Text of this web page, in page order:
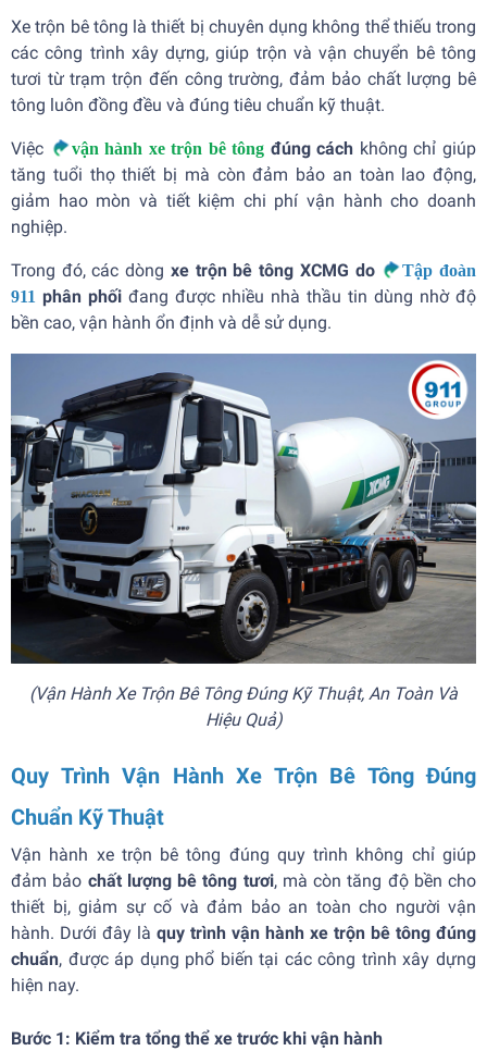
Xe trộn bê tông là thiết bị chuyên dụng không thể thiếu trong
các công trình xây dựng, giúp trộn và vận chuyển bê tông
tươi từ trạm trộn đến công trường, đảm bảo chất lượng bê
tông luôn đồng đều và đúng tiêu chuẩn kỹ thuật.
Việc vận hành xe trộn bê tông đúng cách không chỉ giúp
tăng tuổi thọ thiết bị mà còn đảm bảo an toàn lao động,
giảm hao mòn và tiết kiệm chi phí vận hành cho doanh
nghiệp.
Trong đó, các dòng xe trộn bê tông XCMG do
Tập đoàn
911 phân phối đang được nhiều nhà thầu tin dùng nhờ độ
bền cao, vận hành ổn định và dễ sử dụng.
(Vận Hành Xe Trộn Bê Tông Đúng Kỹ Thuật, An Toàn Và
Hiệu Quả)
Quy Trình Vận Hành Xe Trộn Bê Tông Đúng
Chuẩn Kỹ Thuật
Vận hành xe trộn bê tông đúng quy trình không chỉ giúp
đảm bảo chất lượng bê tông tươi, mà còn tăng độ bền cho
thiết bị, giảm sự cố và đảm bảo an toàn cho người vận
hành. Dưới đây là quy trình vận hành xe trộn bê tông đúng
chuẩn, được áp dụng phổ biến tại các công trình xây dựng
hiện nay.
Bước 1: Kiểm tra tổng thể xe trước khi vận hành